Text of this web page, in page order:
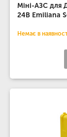
Міні-АЗС для
24В Emiliana
Немає в